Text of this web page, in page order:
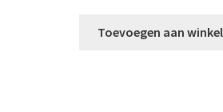
Toevoegen aan